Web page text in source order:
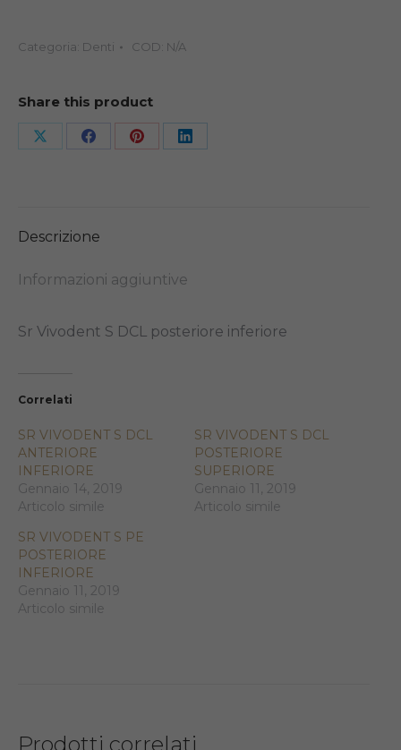
POSTERIORE
quantità
Categoria: Denti COD: N/A
Share this product
Share
Share Share Share
Descrizione
Informazioni aggiuntive
Sr Vivodent S DCL posteriore inferiore
Correlati
SR VIVODENT S DCL
ANTERIORE
INFERIORE
Gennaio 14, 2019
Articolo simile
SR VIVODENT S DCL
POSTERIORE
SUPERIORE
Gennaio 11, 2019
Articolo simile
SR VIVODENT S PE
POSTERIORE
INFERIORE
Gennaio 11, 2019
Articolo simile
Prodotti correlati